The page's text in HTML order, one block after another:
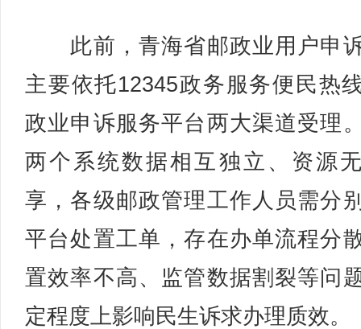
此前，青海省邮政业用户申
主要依托12345政务服务便民热
政业申诉服务平台两大渠道受理
两个系统数据相互独立、资源
享，各级邮政管理工作人员需分
平台处置工单，存在办单流程分
置效率不高、监管数据割裂等问
定程度上影响民生诉求办理质效。